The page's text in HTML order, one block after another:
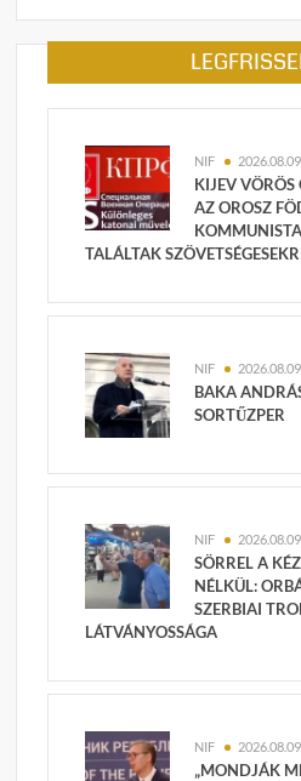
NIF 2026.08.09.
KIJEV VÖRÖS
AZ OROSZ
TALÁLTAK
NIF 2026.08.09.
BAKA
SORTŰZPER
NIF 2026.08.09.
SÖRREL A
NÉLKÜL:
SZERBIAI
LÁTVÁNYOSSÁGA
NIF 2026.08.09.
„MONDJÁK